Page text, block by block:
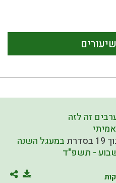
זה לזה
במעגל השנה
- תשפ"ד